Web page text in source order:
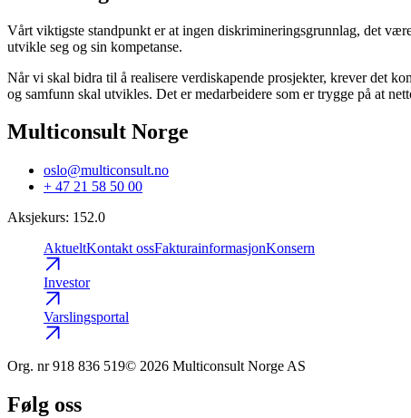
Vårt viktigste standpunkt er at ingen diskrimineringsgrunnlag, det
utvikle seg og sin kompetanse.
Når vi skal bidra til å realisere verdiskapende prosjekter, krever det
og samfunn skal utvikles. Det er medarbeidere som er trygge på at
Multiconsult Norge
oslo@multiconsult.no
+ 47 21 58 50 00
Aksjekurs: 152.0
AktueltKontakt ossFakturainformasjonKonsern
Investor
Varslingsportal
Org. nr 918 836 519© 2026 Multiconsult Norge AS
Følg oss